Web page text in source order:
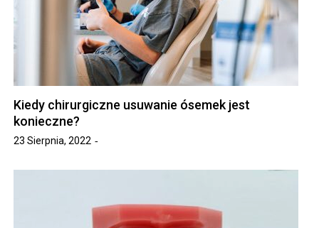
Kiedy chirurgiczne usuwanie ósemek jest
konieczne?
23 Sierpnia, 2022